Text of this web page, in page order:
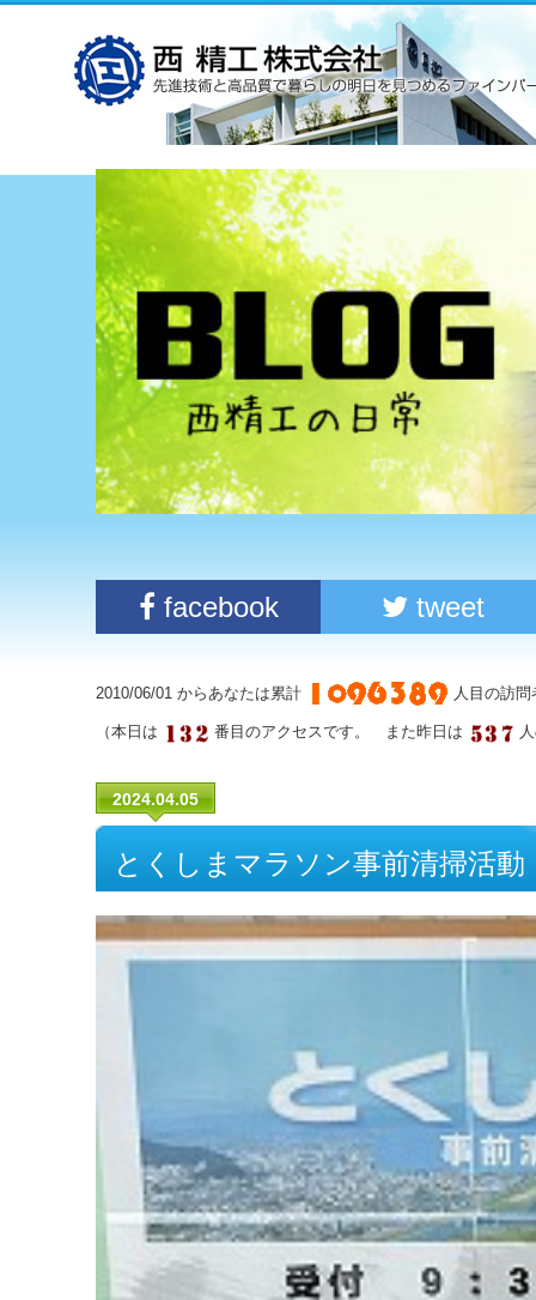
facebook tweet
2010/06/01 からあなたは累計 人目の訪
（本日は 番目のアクセスです。 また昨日は
2024.04.05
とくしまマラソン事前清掃活動